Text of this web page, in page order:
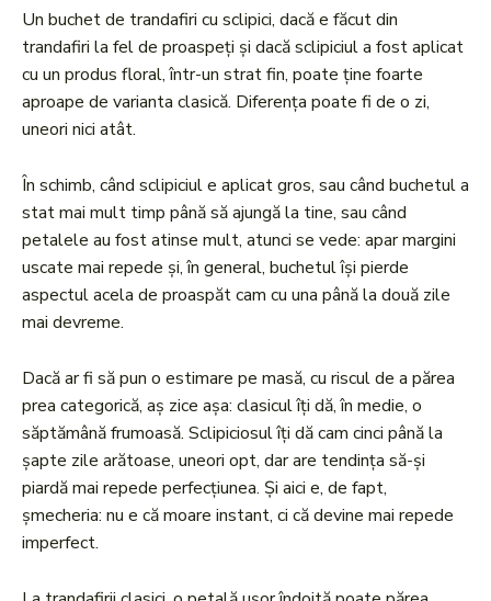
Un buchet de trandafiri cu sclipici, dacă e făcut din
trandafiri la fel de proaspeți și dacă sclipiciul a fost aplicat
cu un produs floral, într-un strat fin, poate ține foarte
aproape de varianta clasică. Diferența poate fi de o zi,
uneori nici atât.
În schimb, când sclipiciul e aplicat gros, sau când buchetul a
stat mai mult timp până să ajungă la tine, sau când
petalele au fost atinse mult, atunci se vede: apar margini
uscate mai repede și, în general, buchetul își pierde
aspectul acela de proaspăt cam cu una până la două zile
mai devreme.
Dacă ar fi să pun o estimare pe masă, cu riscul de a părea
prea categorică, aș zice așa: clasicul îți dă, în medie, o
săptămână frumoasă. Sclipiciosul îți dă cam cinci până la
șapte zile arătoase, uneori opt, dar are tendința să-și
piardă mai repede perfecțiunea. Și aici e, de fapt,
șmecheria: nu e că moare instant, ci că devine mai repede
imperfect.